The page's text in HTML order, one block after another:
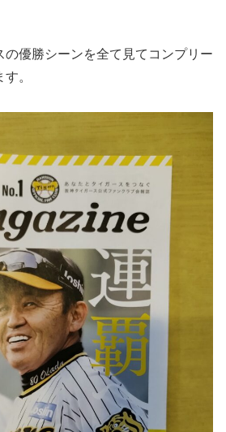
の優勝シーンを全て見てコンプリー
。